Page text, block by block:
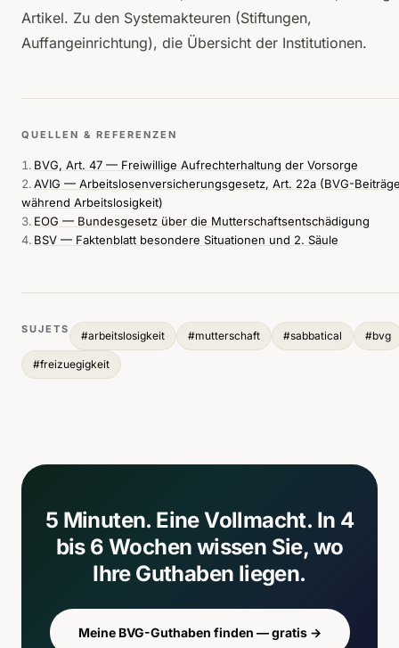
Artikel. Zu den Systemakteuren (Stiftungen,
Auffangeinrichtung), die Übersicht der Institutionen.
QUELLEN & REFERENZEN
BVG, Art. 47 — Freiwillige Aufrechterhaltung der Vorsorge
AVIG — Arbeitslosenversicherungsgesetz, Art. 22a (BVG-
während Arbeitslosigkeit)
EOG — Bundesgesetz über die Mutterschaftsentschädigung
BSV — Faktenblatt besondere Situationen und 2. Säule
SUJETS #arbeitslosigkeit #mutterschaft #sabbatical #bvg
#freizuegigkeit
5 Minuten. Eine Vollmacht. In 4
bis 6 Wochen wissen Sie, wo
Ihre Guthaben liegen.
Meine BVG-Guthaben finden — gratis→